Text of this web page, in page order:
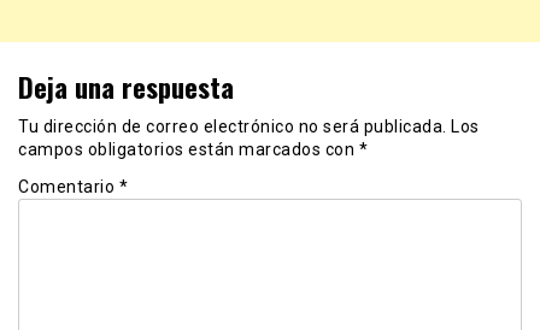
Deja una respuesta
Tu dirección de correo electrónico no será publicada. Los
campos obligatorios están marcados con *
Comentario *